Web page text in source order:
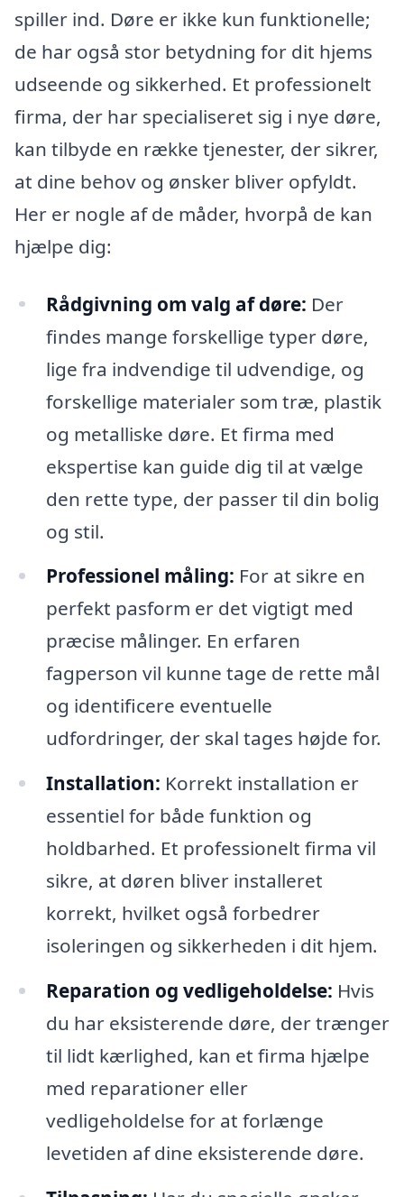
spiller ind. Døre er ikke kun funktionelle;
de har også stor betydning for dit hjems
udseende og sikkerhed. Et professionelt
firma, der har specialiseret sig i nye døre,
kan tilbyde en række tjenester, der sikrer,
at dine behov og ønsker bliver opfyldt.
Her er nogle af de måder, hvorpå de kan
hjælpe dig:
Rådgivning om valg af døre: Der
findes mange forskellige typer døre,
lige fra indvendige til udvendige, og
forskellige materialer som træ, plastik
og metalliske døre. Et firma med
ekspertise kan guide dig til at vælge
den rette type, der passer til din bolig
og stil.
Professionel måling: For at sikre en
perfekt pasform er det vigtigt med
præcise målinger. En erfaren
fagperson vil kunne tage de rette mål
og identificere eventuelle
udfordringer, der skal tages højde for.
Installation: Korrekt installation er
essentiel for både funktion og
holdbarhed. Et professionelt firma vil
sikre, at døren bliver installeret
korrekt, hvilket også forbedrer
isoleringen og sikkerheden i dit hjem.
Reparation og vedligeholdelse: Hvis
du har eksisterende døre, der trænger
til lidt kærlighed, kan et firma hjælpe
med reparationer eller
vedligeholdelse for at forlænge
levetiden af dine eksisterende døre.